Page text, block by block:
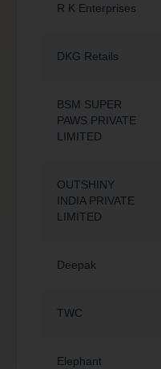
R K Enterprises
DKG Retails
BSM SUPER
PAWS PRIVATE
LIMITED
OUTSHINY
INDIA PRIVATE
LIMITED
Deepak
TWC
Elephant